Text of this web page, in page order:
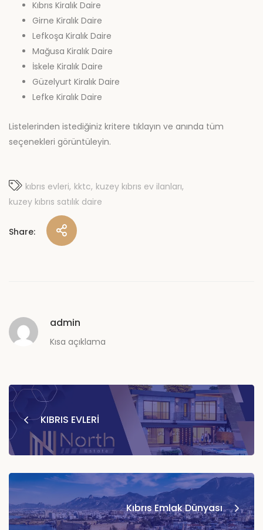
Kıbrıs Kiralık Daire
Girne Kiralık Daire
Lefkoşa Kiralık Daire
Mağusa Kiralık Daire
İskele Kiralık Daire
Güzelyurt Kiralık Daire
Lefke Kiralık Daire
Listelerinden istediğiniz kritere tıklayın ve anında tüm
seçenekleri görüntüleyin.
kıbrıs evleri kktc kuzey kıbrıs ev ilanları
kuzey kıbrıs satılık daire
Share:
admin
Kısa açıklama
KIBRIS EVLERİ
Kıbrıs Emlak Dünyası